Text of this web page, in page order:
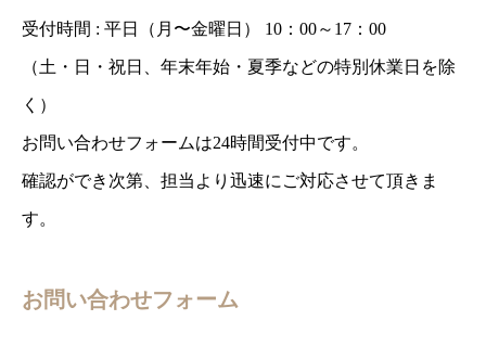
受付時間 : 平日（月〜金曜日） 10：00～17：00
（土・日・祝日、年末年始・夏季などの特別休業日を除
く）
お問い合わせフォームは24時間受付中です。
確認ができ次第、担当より迅速にご対応させて頂きま
す。
お問い合わせフォーム